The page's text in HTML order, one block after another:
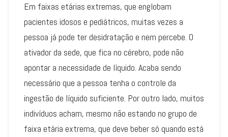
Em faixas etárias extremas, que englobam
pacientes idosos e pediátricos, muitas vezes a
pessoa já pode ter desidratação e nem percebe. O
ativador da sede, que fica no cérebro, pode não
apontar a necessidade de líquido. Acaba sendo
necessário que a pessoa tenha o controle da
ingestão de líquido suficiente. Por outro lado, muitos
indivíduos acham, mesmo não estando no grupo de
faixa etária extrema, que deve beber só quando está